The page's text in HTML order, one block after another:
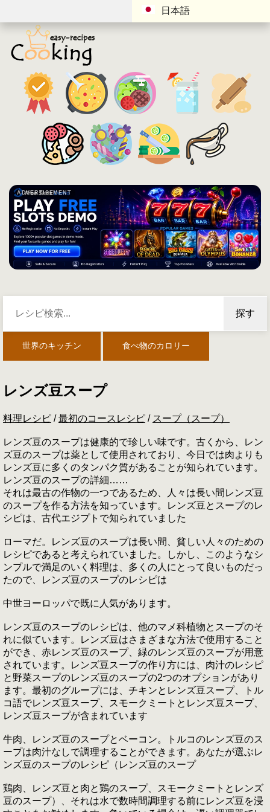
日本語
ADVERTISEMENT
探す
世界のキッチン 食べ物のカロリー
レンズ豆スープ
料理レシピ /最初のコースレシピ / スープ（スープ）
レンズ豆のスープは健康的で珍しい味です。古くから、レン
ズ豆のスープは薬として使用されており、今日では肉よりも
レンズ豆に多くのタンパク質があることが知られています。
レンズ豆のスープの詳細……
それは最古の作物の一つであるため、人々は長い間レンズ豆
のスープを作る方法を知っています。レンズ豆とスープのレ
シピは、古代エジプトで知られていました
ローマだ。レンズ豆のスープは長い間、貧しい人々のための
レシピであると考えられていました。しかし、このようなシ
ンプルで満足のいく料理は、多くの人にとって良いものだっ
たので、レンズ豆のスープのレシピは
中世ヨーロッパで既に人気があります。
レンズ豆のスープのレシピは、他のマメ科植物とスープのそ
れに似ています。レンズ豆はさまざまな方法で使用すること
ができ、赤レンズ豆のスープ、緑のレンズ豆のスープが用意
されています。レンズ豆スープの作り方には、肉汁のレシピ
と野菜スープのレンズ豆のスープの2つのオプションがあり
ます。最初のグループには、チキンとレンズ豆スープ、トル
コ語でレンズ豆スープ、スモークミートとレンズ豆スープ、
レンズ豆スープが含まれています
牛肉、レンズ豆のスープとベーコン。トルコのレンズ豆のス
ープは肉汁なしで調理することができます。あなたが選ぶレ
ンズ豆のスープのレシピ（レンズ豆のスープ
鶏肉、レンズ豆と肉と鶏のスープ、スモークミートとレンズ
豆のスープ）、それは水で数時間調理する前にレンズ豆を浸